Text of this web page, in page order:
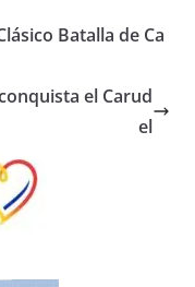
Batalla de Ca
el Carud
el